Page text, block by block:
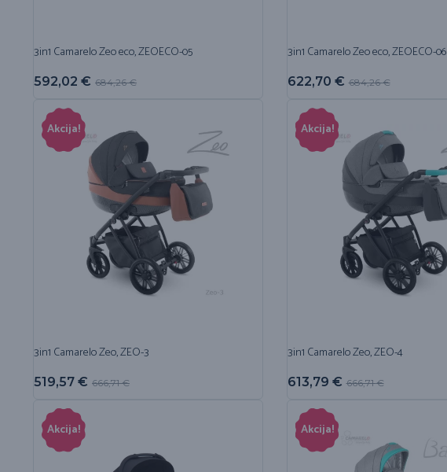
3in1 Camarelo Zeo eco, ZEOECO-05
684,26€
592,02 €
3in1 Camarelo Zeo eco, ZEOECO-06
684,26€
622,70 €
Akcija!
3in1 Camarelo Zeo, ZEO-3
666,71€
519,57 €
Akcija!
3in1 Camarelo Zeo, ZEO-4
666,71€
613,79 €
Akcija! Akcija!